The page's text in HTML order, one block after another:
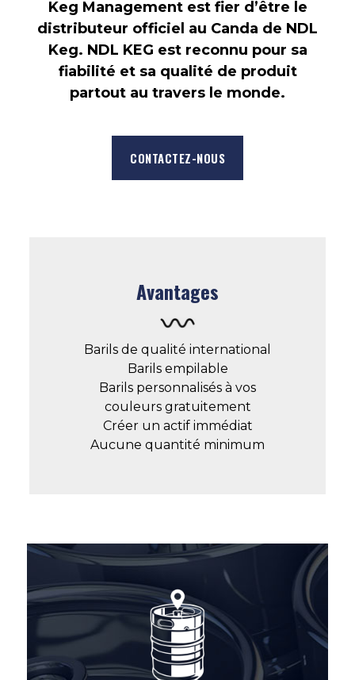
Keg Management est fier d’être le
distributeur officiel au Canda de NDL
Keg. NDL KEG est reconnu pour sa
fiabilité et sa qualité de produit
partout au travers le monde.
CONTACTEZ-NOUS
Avantages
Barils de qualité international
Barils empilable
Barils personnalisés à vos
couleurs gratuitement
Créer un actif immédiat
Aucune quantité minimum